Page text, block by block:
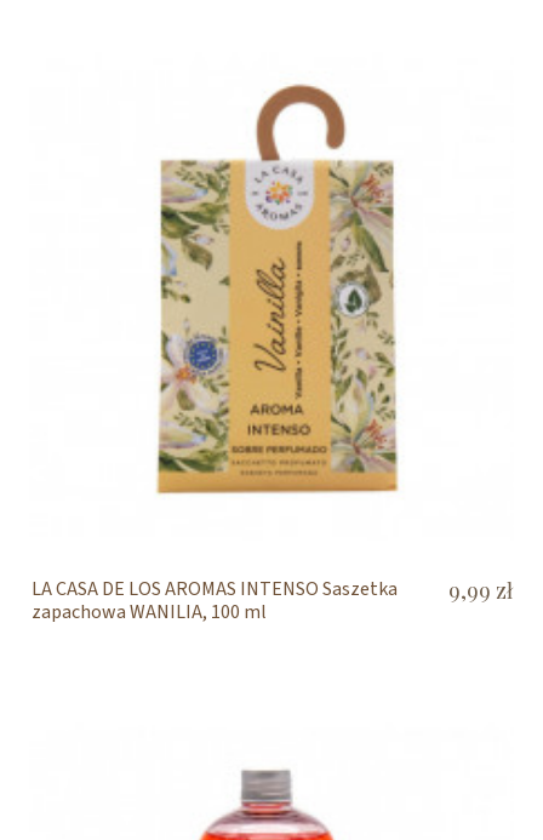
LA CASA DE LOS AROMAS INTENSO Saszetka
zapachowa WANILIA, 100 ml
9,99 zł